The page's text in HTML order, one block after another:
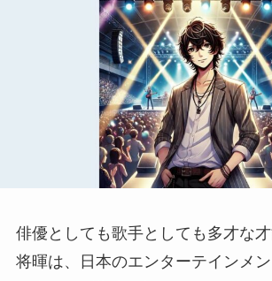
俳優としても歌手としても多才な
将暉は、日本のエンターテインメ